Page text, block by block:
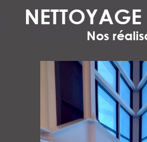
NETTOYAGE
Nos